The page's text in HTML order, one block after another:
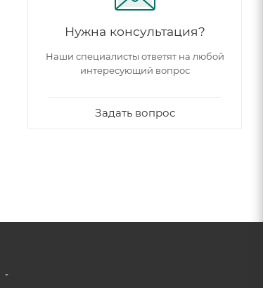
Нужна консультация?
Наши специалисты ответят на любой
интересующий вопрос
Задать вопрос